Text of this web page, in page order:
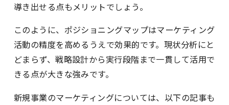
導き出せる点もメリットでしょう。
このように、ポジショニングマップはマーケティング
活動の精度を高めるうえで効果的です。現状分析にと
どまらず、戦略設計から実行段階まで一貫して活用で
きる点が大きな強みです。
新規事業のマーケティングについては、以下の記事も